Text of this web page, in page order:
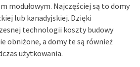
modułowym. Najczęściej są to domy
lub kanadyjskiej. Dzięki
technologii koszty budowy
obniżone, a domy te są również
użytkowania.